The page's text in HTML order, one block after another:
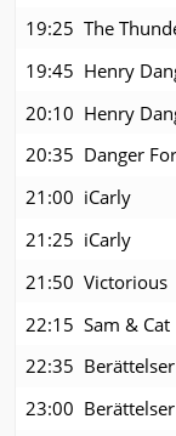
19:25 The
19:45 Henry
20:10 Henry
20:35 Danger
21:00 iCarly
21:25 iCarly
21:50 Victorious
22:15 Sam & Cat
22:35
23:00